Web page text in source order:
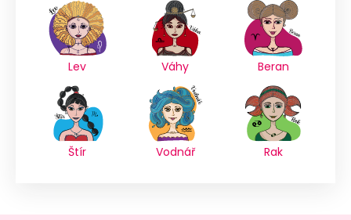
Lev Váhy Beran
Štír Vodnář Rak